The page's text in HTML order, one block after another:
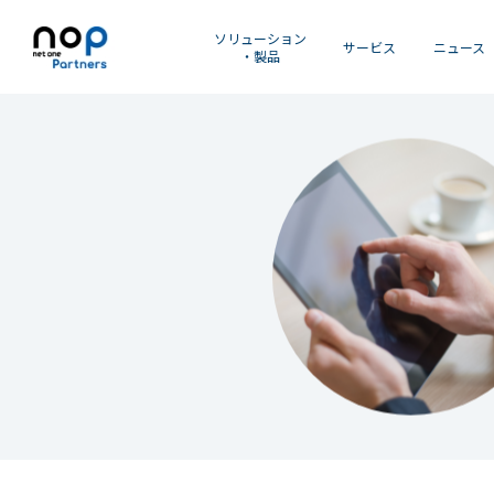
ソリューション
・製品
サービス ニュース